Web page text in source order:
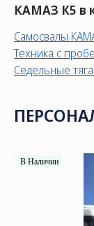
КАМАЗ К5 в
Самосвалы
Техника с
Седельные